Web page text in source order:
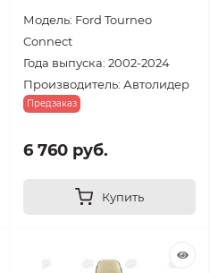
Модель: Ford Tourneo
Connect
Года выпуска: 2002-2024
Производитель: Автолидер
Предзаказ
6 760 руб.
Купить